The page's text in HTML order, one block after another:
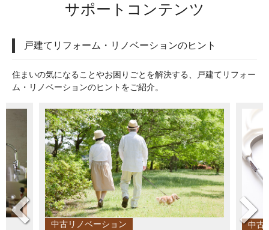
サポートコンテンツ
戸建てリフォーム・リノベーションのヒント
住まいの気になることやお困りごとを解決する、戸建てリフォー
ム・リノベーションのヒントをご紹介。
中古リノベーション 中古